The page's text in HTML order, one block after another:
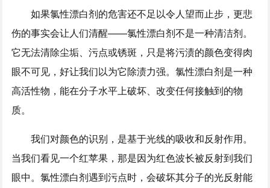
如果氯性漂白剂的危害还不足以令人望而止步，更悲
伤的事实会让人们清醒——氯性漂白剂不是一种清洁剂。
它无法清除尘垢、污点或锈斑，只是将污渍的颜色变得肉
眼不可见，好让我们以为它除渍力强。氯性漂白剂是一种
高活性物，能在分子水平上破坏、改变任何接触到的物
质。
我们对颜色的识别，是基于光线的吸收和反射作用。
当我们看见一个红苹果，那是因为红色波长被反射到我们
眼中。氯性漂白剂遇到污点时，会破坏其分子的光反射能